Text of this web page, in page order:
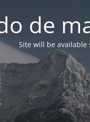
de
Site will be available